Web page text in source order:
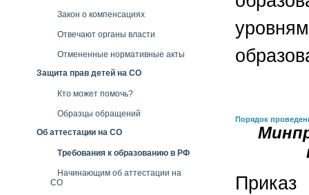
Закон о компенсациях
Отвечают органы власти
Отмененные нормативные акты
Защита прав детей на СО
Кто может помочь?
Образцы обращений
Об аттестации на СО
Требования к образованию в РФ
Начинающим об аттестации на
СО
Порядок